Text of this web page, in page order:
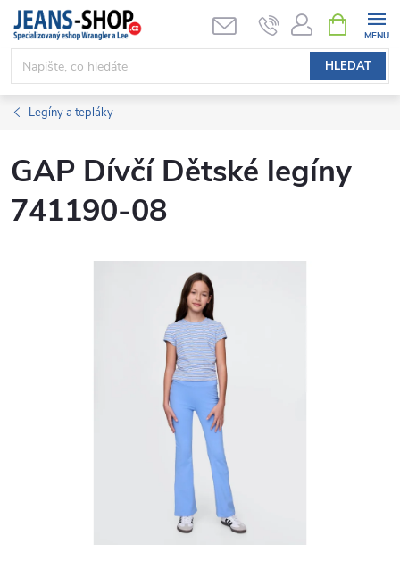
Přejít
obsah
HLEDAT
NÁKUPNÍ
KOŠÍK
Legíny a tepláky
GAP Dívčí Dětské legíny
741190-08